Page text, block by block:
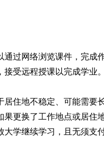
过网络浏览课件，完成
受远程授课以完成学业。
住地不稳定、可能需要
更换了工作地点或居住
学继续学习，且无须支